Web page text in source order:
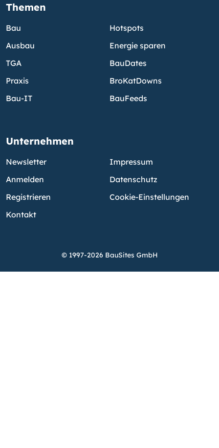
Themen
Bau
Ausbau
TGA
Praxis
Bau-IT
Hotspots
Energie sparen
BauDates
BroKatDowns
BauFeeds
Unternehmen
Newsletter
Anmelden
Registrieren
Kontakt
Impressum
Datenschutz
Cookie-Einstellungen
© 1997-2026 BauSites GmbH